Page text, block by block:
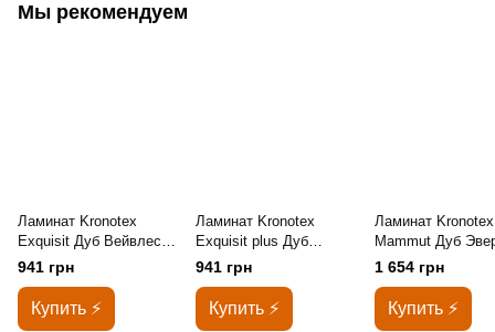
Мы рекомендуем
Ламинат Kronotex
Exquisit Дуб Вейвлес
Натуральний 3004
941 грн
Купить ⚡
Ламинат Kronotex
Exquisit plus Дуб
Портовий Серий 3572
941 грн
Купить ⚡
Ламинат Kronotex
Mammut Дуб
Серебро 3081
1 654 грн
Купить ⚡